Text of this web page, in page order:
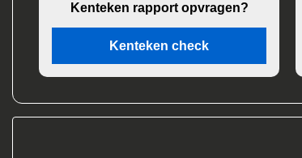
Kenteken rapport opvragen?
Kenteken check